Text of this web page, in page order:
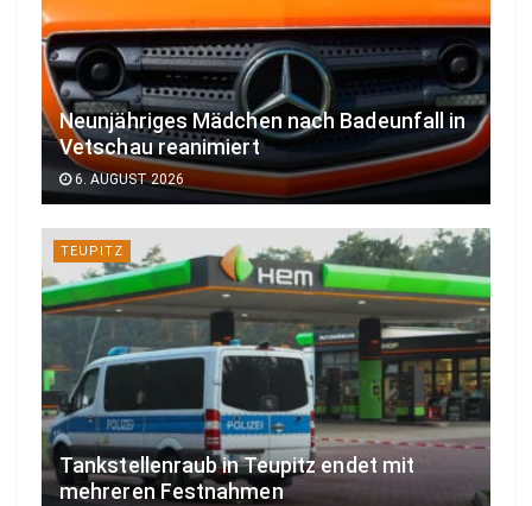
Neunjähriges Mädchen nach Badeunfall in
Vetschau reanimiert
6. AUGUST 2026
TEUPITZ
Tankstellenraub in Teupitz endet mit
mehreren Festnahmen